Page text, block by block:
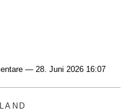
— 28. Juni 2026 16:07